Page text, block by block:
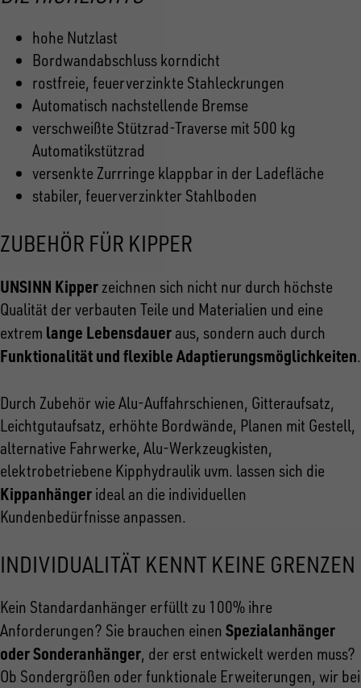
hohe Nutzlast
Bordwandabschluss korndicht
rostfreie, feuerverzinkte Stahleckrungen
Automatisch nachstellende Bremse
verschweißte Stützrad-Traverse mit 500 kg
Automatikstützrad
versenkte Zurrringe klappbar in der Ladefläche
stabiler, feuerverzinkter Stahlboden
ZUBEHÖR FÜR KIPPER
UNSINN Kipperzeichnen sich nicht nur durch höchste
Qualität der verbauten Teile und Materialien und eine
extrem lange Lebensdauer aus, sondern auch durch
Funktionalität und flexible Adaptierungsmöglichkeiten.
Durch Zubehör wie Alu-Auffahrschienen, Gitteraufsatz,
Leichtgutaufsatz, erhöhte Bordwände, Planen mit Gestell,
alternative Fahrwerke, Alu-Werkzeugkisten,
elektrobetriebene Kipphydraulik uvm. lassen sich die
Kippanhänger ideal an die individuellen
Kundenbedürfnisse anpassen.
INDIVIDUALITÄT KENNT KEINE GRENZEN
Kein Standardanhänger erfüllt zu 100% ihre
Anforderungen? Sie brauchen einen Spezialanhänger
oder Sonderanhänger, der erst entwickelt werden muss?
Ob Sondergrößen oder funktionale Erweiterungen, wir bei